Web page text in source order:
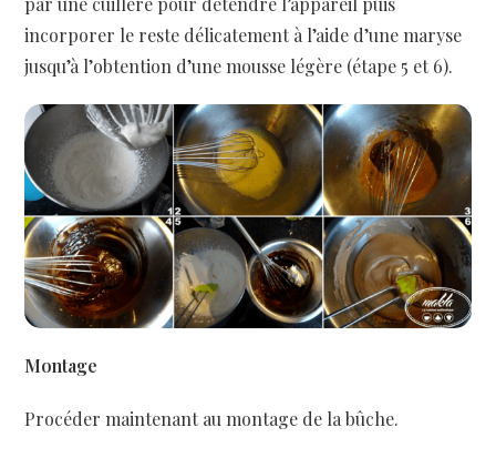
incorporer le reste délicatement à l’aide d’une maryse
jusqu’à l’obtention d’une mousse légère (étape 5 et 6).
Montage
Procéder maintenant au montage de la bûche.